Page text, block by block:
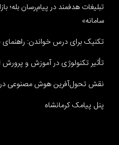
تبلیغات هدفمند در پیام‌رسان بله؛
سامانه»
تکنیک برای درس خواندن: راهنمای
تأثیر تکنولوژی در آموزش و پرورش
نقش تحول‌آفرین هوش مصنوعی
پنل پیامک کرمانشاه